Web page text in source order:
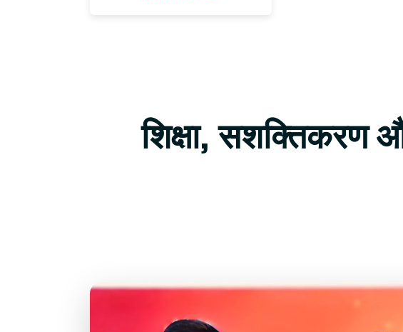
शिक्षा, सशक्तिकरण